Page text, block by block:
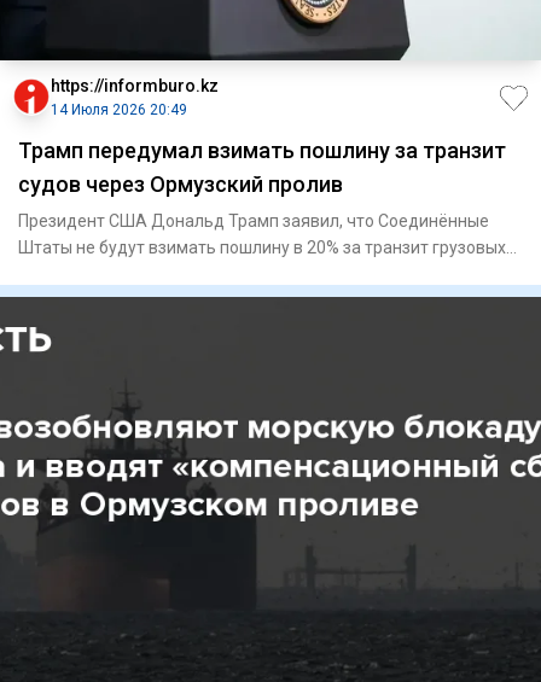
https://informburo.kz
14 Июля 2026 20:49
Трамп передумал взимать пошлину за транзит
судов через Ормузский пролив
Президент США Дональд Трамп заявил, что Соединённые
Штаты не будут взимать пошлину в 20% за транзит грузовых